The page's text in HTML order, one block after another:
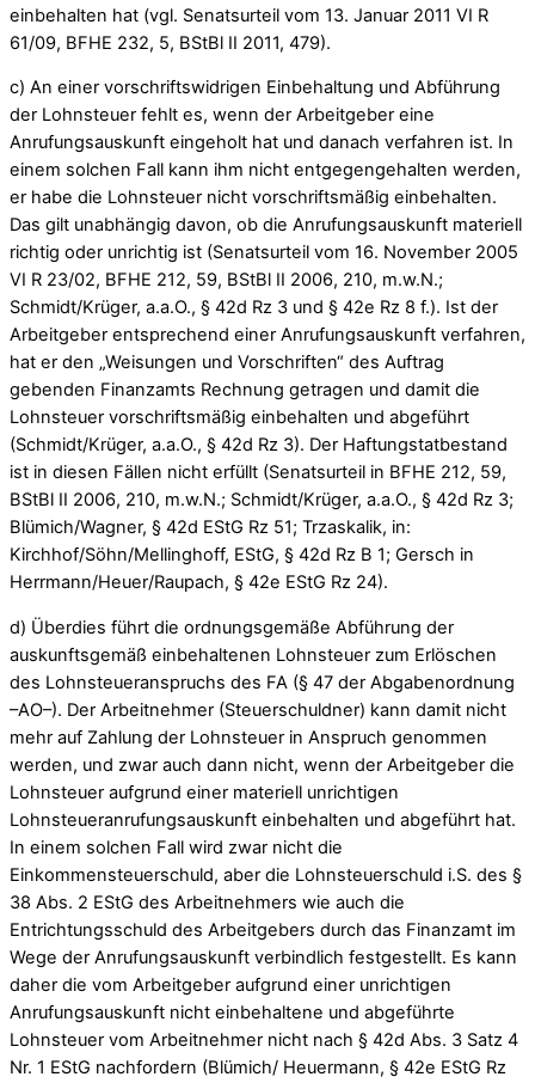
einbehalten hat (vgl. Senatsurteil vom 13. Januar 2011 VI R
61/09, BFHE 232, 5, BStBl II 2011, 479).
c) An einer vorschriftswidrigen Einbehaltung und Abführung
der Lohnsteuer fehlt es, wenn der Arbeitgeber eine
Anrufungsauskunft eingeholt hat und danach verfahren ist. In
einem solchen Fall kann ihm nicht entgegengehalten werden,
er habe die Lohnsteuer nicht vorschriftsmäßig einbehalten.
Das gilt unabhängig davon, ob die Anrufungsauskunft materiell
richtig oder unrichtig ist (Senatsurteil vom 16. November 2005
VI R 23/02, BFHE 212, 59, BStBl II 2006, 210, m.w.N.;
Schmidt/Krüger, a.a.O., § 42d Rz 3 und § 42e Rz 8 f.). Ist der
Arbeitgeber entsprechend einer Anrufungsauskunft verfahren,
hat er den „Weisungen und Vorschriften“ des Auftrag
gebenden Finanzamts Rechnung getragen und damit die
Lohnsteuer vorschriftsmäßig einbehalten und abgeführt
(Schmidt/Krüger, a.a.O., § 42d Rz 3). Der Haftungstatbestand
ist in diesen Fällen nicht erfüllt (Senatsurteil in BFHE 212, 59,
BStBl II 2006, 210, m.w.N.; Schmidt/Krüger, a.a.O., § 42d Rz 3;
Blümich/Wagner, § 42d EStG Rz 51; Trzaskalik, in:
Kirchhof/Söhn/Mellinghoff, EStG, § 42d Rz B 1; Gersch in
Herrmann/Heuer/Raupach, § 42e EStG Rz 24).
d) Überdies führt die ordnungsgemäße Abführung der
auskunftsgemäß einbehaltenen Lohnsteuer zum Erlöschen
des Lohnsteueranspruchs des FA (§ 47 der Abgabenordnung
–AO–). Der Arbeitnehmer (Steuerschuldner) kann damit nicht
mehr auf Zahlung der Lohnsteuer in Anspruch genommen
werden, und zwar auch dann nicht, wenn der Arbeitgeber die
Lohnsteuer aufgrund einer materiell unrichtigen
Lohnsteueranrufungsauskunft einbehalten und abgeführt hat.
In einem solchen Fall wird zwar nicht die
Einkommensteuerschuld, aber die Lohnsteuerschuld i.S. des §
38 Abs. 2 EStG des Arbeitnehmers wie auch die
Entrichtungsschuld des Arbeitgebers durch das Finanzamt im
Wege der Anrufungsauskunft verbindlich festgestellt. Es kann
daher die vom Arbeitgeber aufgrund einer unrichtigen
Anrufungsauskunft nicht einbehaltene und abgeführte
Lohnsteuer vom Arbeitnehmer nicht nach § 42d Abs. 3 Satz 4
Nr. 1 EStG nachfordern (Blümich/ Heuermann, § 42e EStG Rz